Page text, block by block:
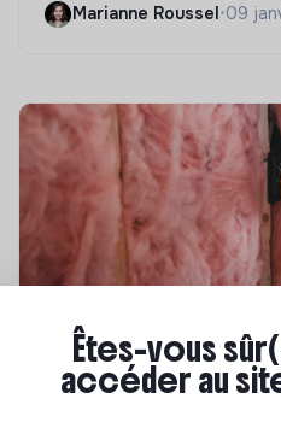
Marianne Roussel •09
Compétences & formations
Top 8 des formations
Êtes-vous
accéder au